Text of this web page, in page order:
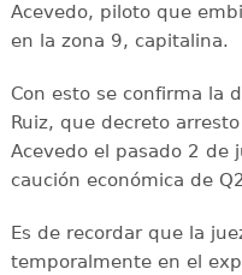
Acevedo, piloto que
en la zona 9, capitalina.
Con esto se confirma la
Ruiz, que decreto
Acevedo el pasado 2 de
caución económica de
Es de recordar que la
temporalmente en el